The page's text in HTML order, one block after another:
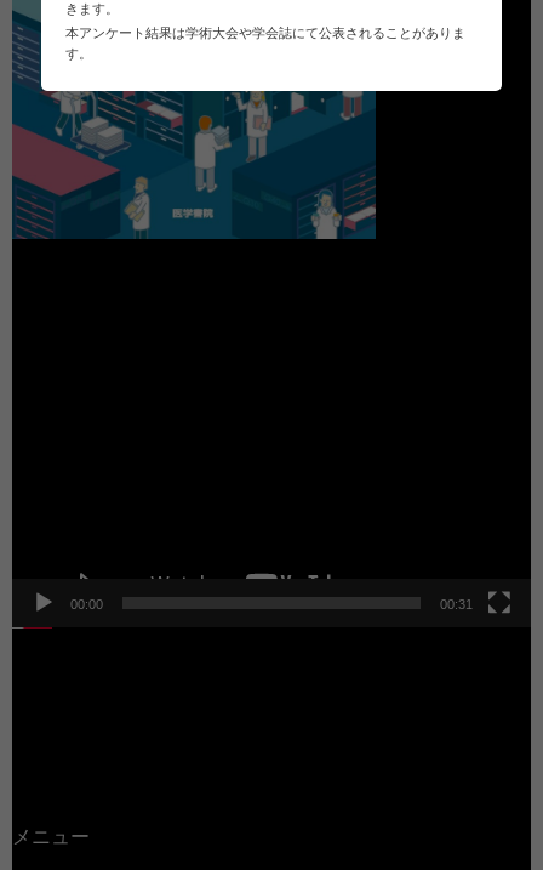
00:00 00:31
メニュー
きます。
本アンケート結果は学術大会や学会誌にて公表されることがありま
す。